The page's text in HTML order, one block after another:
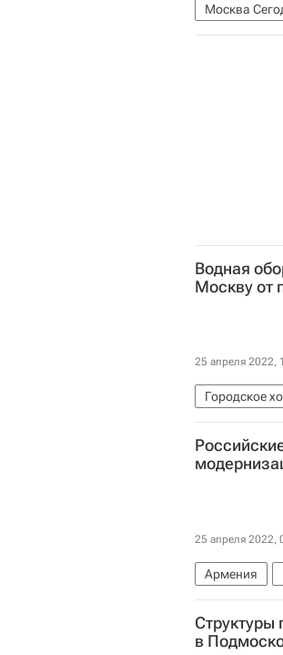
Москва
Городское
Водная
Москву от
25 апреля 2022,
Городское
Комплекс
25 апреля 2022,
Армения
Структуры
в